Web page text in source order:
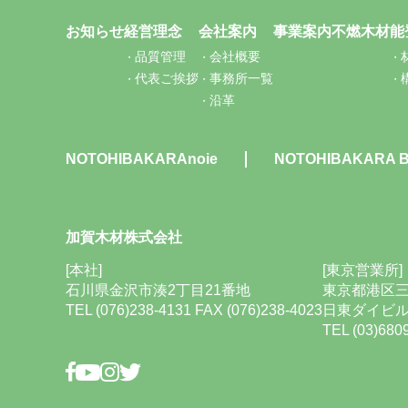
お知らせ経営理念
品質管理
代表ご挨拶
会社案内
会社概要
事務所一覧
沿革
事業案内不燃木材能
NOTOHIBAKARAnoie NOTOHIBAKARA
加賀木材株式会社
[本社]
石川県金沢市湊2丁目21番地
TEL (076)238-4131 FAX (076)238-4023
[東京営業所]
東京都港区
日東ダイビ
TEL